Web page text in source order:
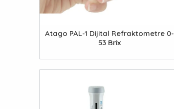
Atago PAL-1 Dijital Refraktometre 0-
53 Brix